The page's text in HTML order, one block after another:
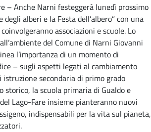
– Anche Narni festeggerà lunedì prossimo
degli alberi e la Festa dell’albero” con una
associazioni e scuole. Lo
del Comune di Narni Giovanni
l’importanza di un momento di
– sugli aspetti legati al cambiamento
istruzione secondaria di primo grado
storico, la scuola primaria di Gualdo e
del Lago-Fare insieme pianteranno nuovi
indispensabili per la vita sul pianeta,